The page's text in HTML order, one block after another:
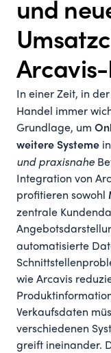
und
In einer Zeit, in der
Handel immer
Grundlage, um
weitere Systeme
und praxisnahe
Integration von
profitieren sowohl
zentrale
automatisierte
wie Arcavis
Verkaufsdaten
verschiedenen
greift ineinander.